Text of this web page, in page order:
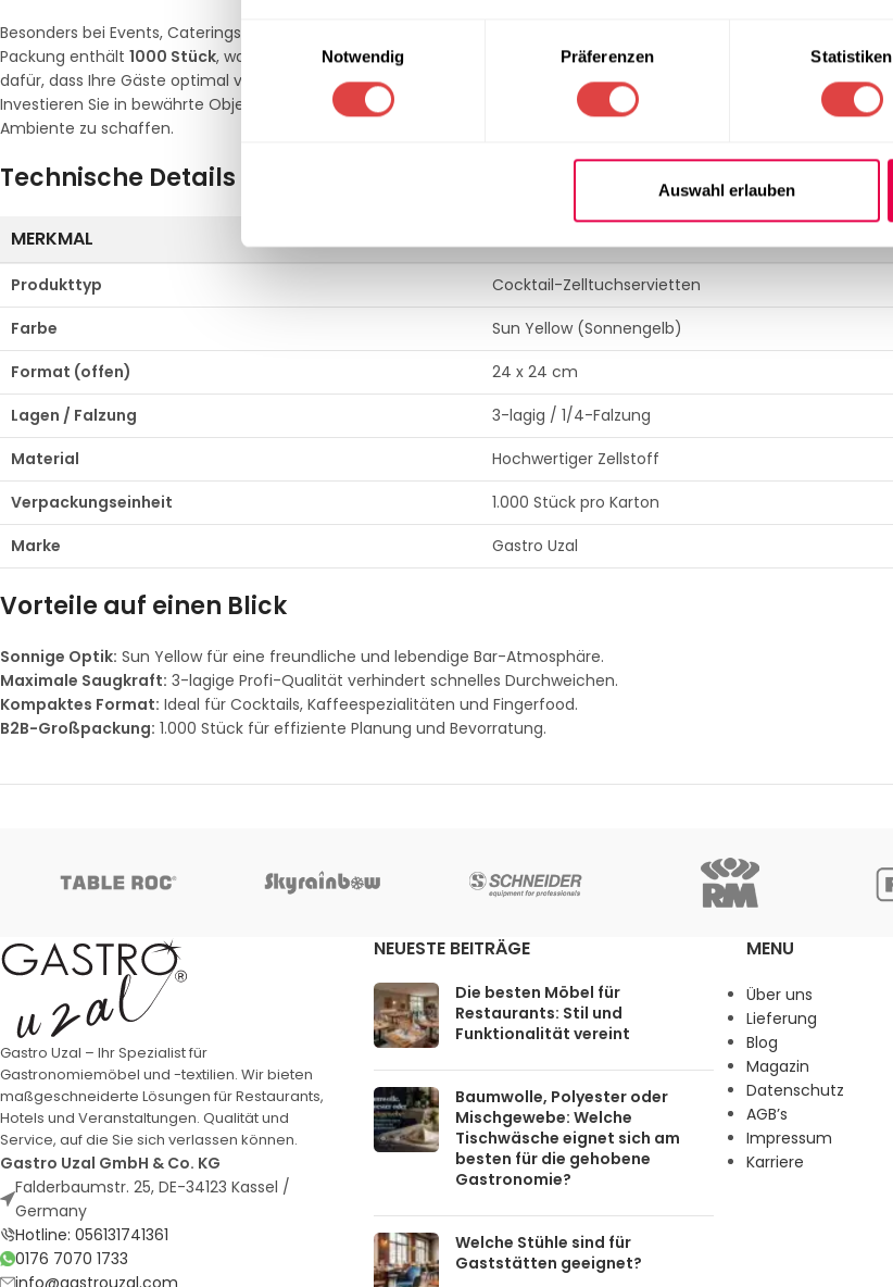
Notwendig
Präferenzen Statistiken
Auswahl erlauben
Besonders bei Events, Caterings oder im täglichen Barbetrieb ist ein kalkulierbarer Vorrat an hochwertigen Servietten
Packung enthält 1000 Stück, was eine hohe Wirtschaftlichkeit bei gleichbleibend hoher Qualität garantiert. Die 3-
dafür, dass Ihre Gäste optimal versorgt sind, was den Materialverbrauch pro Gast im Vergleich zu dünneren Varianten
Investieren Sie in bewährte Objektqualität von Gastro Uzal, um Ihren Serviceprozess zu optimieren und gleichzeitig ein
Ambiente zu schaffen.
Technische Details
MERKMAL
Produkttyp
Cocktail-Zelltuchservietten
Farbe
Sun Yellow (Sonnengelb)
Format (offen)
24 x 24 cm
Lagen / Falzung
3-lagig / 1/4-Falzung
Material
Hochwertiger Zellstoff
Verpackungseinheit
1.000 Stück pro Karton
Marke
Gastro Uzal
Vorteile auf einen Blick
Sonnige Optik: Sun Yellow für eine freundliche und lebendige Bar-Atmosphäre.
Maximale Saugkraft: 3-lagige Profi-Qualität verhindert schnelles Durchweichen.
Kompaktes Format: Ideal für Cocktails, Kaffeespezialitäten und Fingerfood.
B2B-Großpackung: 1.000 Stück für effiziente Planung und Bevorratung.
Gastro Uzal – Ihr Spezialist für
Gastronomiemöbel und -textilien. Wir bieten
maßgeschneiderte Lösungen für Restaurants,
Hotels und Veranstaltungen. Qualität und
Service, auf die Sie sich verlassen können.
Gastro Uzal GmbH & Co. KG
Falderbaumstr. 25, DE-34123 Kassel /
Germany
Hotline: 056131741361
0176 7070 1733
NEUESTE BEITRÄGE
Die besten Möbel für
Restaurants: Stil und
Funktionalität vereint
Baumwolle, Polyester oder
Mischgewebe: Welche
Tischwäsche eignet sich am
besten für die gehobene
Gastronomie?
Welche Stühle sind für
Gaststätten geeignet?
MENU
Über uns
Lieferung
Blog
Magazin
Datenschutz
AGB’s
Impressum
Karriere